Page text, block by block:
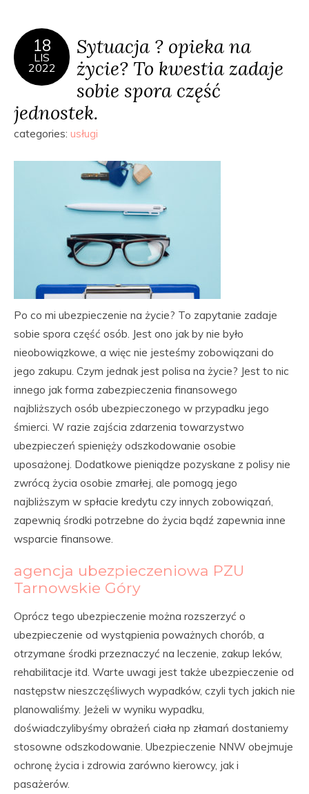
18
LIS
2022
Sytuacja ? opieka na
życie? To kwestia zadaje
sobie spora część
jednostek.
categories: usługi
Po co mi ubezpieczenie na życie? To zapytanie zadaje
sobie spora część osób. Jest ono jak by nie było
nieobowiązkowe, a więc nie jesteśmy zobowiązani do
jego zakupu. Czym jednak jest polisa na życie? Jest to nic
innego jak forma zabezpieczenia finansowego
najbliższych osób ubezpieczonego w przypadku jego
śmierci. W razie zajścia zdarzenia towarzystwo
ubezpieczeń spienięży odszkodowanie osobie
uposażonej. Dodatkowe pieniądze pozyskane z polisy nie
zwrócą życia osobie zmarłej, ale pomogą jego
najbliższym w spłacie kredytu czy innych zobowiązań,
zapewnią środki potrzebne do życia bądź zapewnia inne
wsparcie finansowe.
agencja ubezpieczeniowa PZU
Tarnowskie Góry
Oprócz tego ubezpieczenie można rozszerzyć o
ubezpieczenie od wystąpienia poważnych chorób, a
otrzymane środki przeznaczyć na leczenie, zakup leków,
rehabilitacje itd. Warte uwagi jest także ubezpieczenie od
następstw nieszczęśliwych wypadków, czyli tych jakich nie
planowaliśmy. Jeżeli w wyniku wypadku,
doświadczylibyśmy obrażeń ciała np złamań dostaniemy
stosowne odszkodowanie. Ubezpieczenie NNW obejmuje
ochronę życia i zdrowia zarówno kierowcy, jak i
pasażerów.